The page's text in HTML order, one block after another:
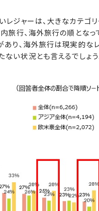
ジャーは、大きなカテゴリ
旅行、海外旅行の順となっ
り、海外旅行は現実的な
い状況とも言えるでしょう